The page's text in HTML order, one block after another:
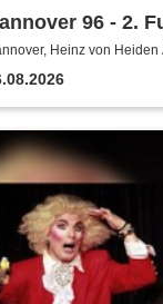
96 - 2.
Saison
Heinz von Heiden